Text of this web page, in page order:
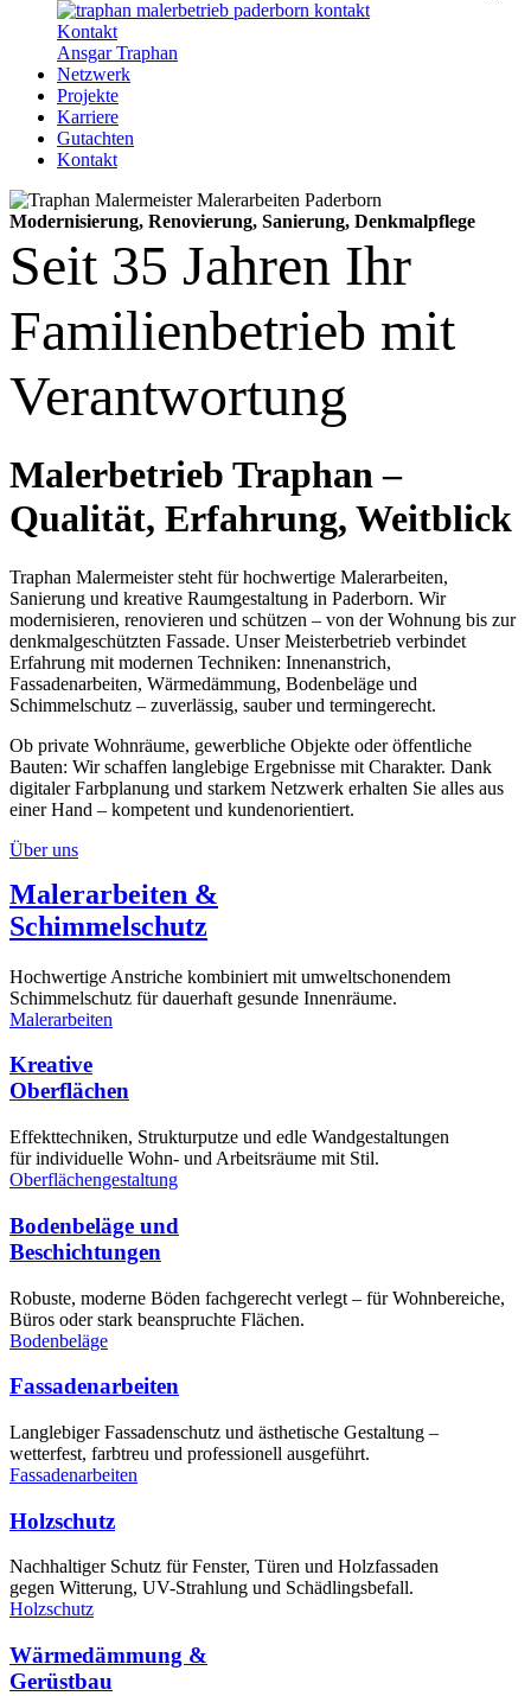
Kontakt
Ansgar Traphan
Netzwerk
Projekte
Karriere
Gutachten
Kontakt
Modernisierung, Renovierung, Sanierung, Denkmalpflege
Seit 35 Jahren Ihr
Familien­betrieb mit
Ver­ant­wortung
Malerbetrieb Traphan –
Qualität, Erfahrung, Weitblick
Traphan Malermeister steht für hochwertige Malerarbeiten,
Sanierung und kreative Raumgestaltung in Paderborn. Wir
modernisieren, renovieren und schützen – von der Wohnung bis zur
denkmalgeschützten Fassade. Unser Meisterbetrieb verbindet
Erfahrung mit modernen Techniken: Innenanstrich,
Fassadenarbeiten, Wärmedämmung, Bodenbeläge und
Schimmelschutz – zuverlässig, sauber und termingerecht.
Ob private Wohnräume, gewerbliche Objekte oder öffentliche
Bauten: Wir schaffen langlebige Ergebnisse mit Charakter. Dank
digitaler Farbplanung und starkem Netzwerk erhalten Sie alles aus
einer Hand – kompetent und kundenorientiert.
Über uns
Maler­arbeiten &
Schimmel­schutz
Hochwertige Anstriche kombiniert mit umweltschonendem
Schimmelschutz für dauerhaft gesunde Innenräume.
Malerarbeiten
Kreative
Ober­flächen
Effekttechniken, Strukturputze und edle Wandgestaltungen
für individuelle Wohn- und Arbeitsräume mit Stil.
Oberflächengestaltung
Boden­beläge und
Beschicht­ungen
Robuste, moderne Böden fachgerecht verlegt – für Wohnbereiche,
Büros oder stark beanspruchte Flächen.
Bodenbeläge
Fassaden­arbeiten
Langlebiger Fassadenschutz und ästhetische Gestaltung –
wetterfest, farbtreu und professionell ausgeführt.
Fassadenarbeiten
Holz­schutz
Nachhaltiger Schutz für Fenster, Türen und Holzfassaden
gegen Witterung, UV-Strahlung und Schädlingsbefall.
Holzschutz
Wärme­dämmung &
Gerüst­bau